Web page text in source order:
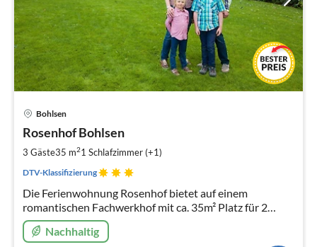
Bohlsen
Rosenhof Bohlsen
3 Gäste35 m21 Schlafzimmer (+1)
DTV-Klassifizierung
Die Ferienwohnung Rosenhof bietet auf einem
romantischen Fachwerkhof mit ca. 35m² Platz für 2
Personen. Sie ist klein und fein und dabei sehr
gemütlich. Ausgezeichnet mit 3 Sternen
Nachhaltig